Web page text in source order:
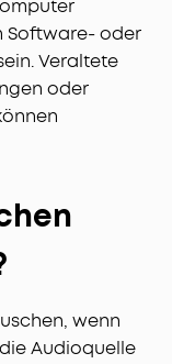
Software- oder
Veraltete
oder
wenn
Audioquelle